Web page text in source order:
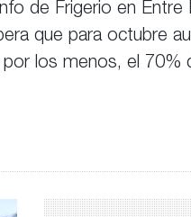
de Frigerio en Entre
que para octubre
por los menos, el 70%